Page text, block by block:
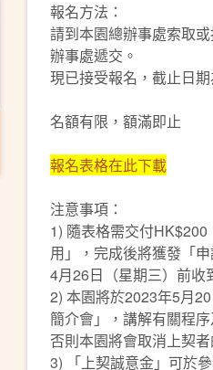
報名方法：
請到本園總辦事處索取
辦事處遞交。
現已接受報名，截止日
名額有限，額滿即止
報名表格在此下載
注意事項：
1) 隨表格需交付
用」，完成後將獲發「
4月26日（星期三）前收
2) 本園將於2023年5月
簡介會」，講解有關程
否則本園將會取消上契者
3) 「上契誠意金」可於